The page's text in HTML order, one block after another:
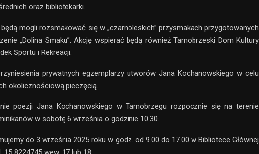
oraz bibliotekarki.
mogli rozsmakować się w „czarnoleskich” przysmakach przygotowanych
„Dolina Smaku”. Akcję wspierać będą również Tarnobrzeski Dom Kultury
Sportu i Rekreacji.
prywatnych egzemplarzy utworów Jana Kochanowskiego w celu
okolicznościową pieczęcią.
poezji Jana Kochanowskiego w Tarnobrzegu rozpocznie się na terenie
w sobotę 6 września o godzinie 10.30.
do 3 września 2025 roku w godz. od 9.00 do 17.00 w Bibliotece Głównej
15 8224745 wew. 17 lub 18.